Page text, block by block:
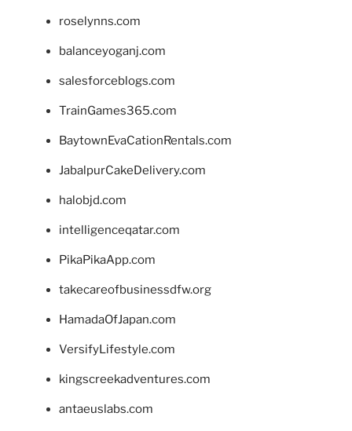
roselynns.com
balanceyoganj.com
salesforceblogs.com
TrainGames365.com
BaytownEvaCationRentals.com
JabalpurCakeDelivery.com
halobjd.com
intelligenceqatar.com
PikaPikaApp.com
takecareofbusinessdfw.org
HamadaOfJapan.com
VersifyLifestyle.com
kingscreekadventures.com
antaeuslabs.com